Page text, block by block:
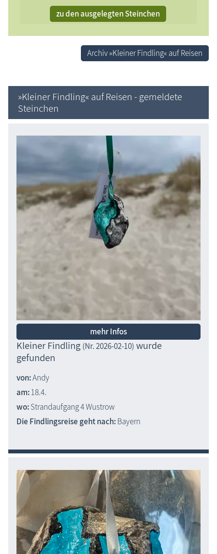
zu den ausgelegten Steinchen
Archiv »Kleiner Findling« auf Reisen
»Kleiner Findling« auf Reisen - gemeldete
Steinchen
mehr Infos
Kleiner Findling (Nr. 2026-02-10) wurde
gefunden
von:Andy
am:18.4.
wo:Strandaufgang 4 Wustrow
Die Findlingsreise geht nach:Bayern